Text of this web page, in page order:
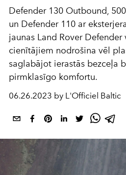
Defender 130 Outbound,
un Defender 110 ar
jaunas Land Rover Defender
cienītājiem nodrošina vēl
saglabājot ierastās bezceļa
pirmklasīgo komfortu.
06.26.2023 by L'Officiel Baltic